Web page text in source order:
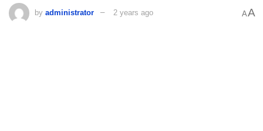
by administrator 2 years ago AA